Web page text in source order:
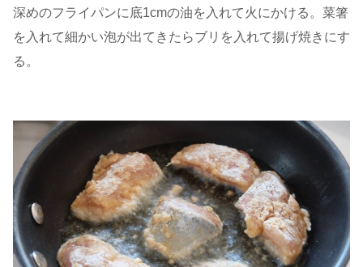
深めのフライパンに底1cmの油を入れて火にかける。菜箸
を入れて細かい泡が出てきたらブリを入れて揚げ焼きにす
る。